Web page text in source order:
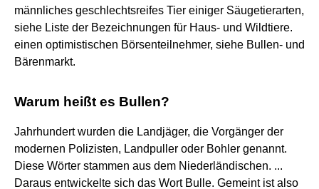
männliches geschlechtsreifes Tier einiger Säugetierarten,
siehe Liste der Bezeichnungen für Haus- und Wildtiere.
einen optimistischen Börsenteilnehmer, siehe Bullen- und
Bärenmarkt.
Warum heißt es Bullen?
Jahrhundert wurden die Landjäger, die Vorgänger der
modernen Polizisten, Landpuller oder Bohler genannt.
Diese Wörter stammen aus dem Niederländischen. ...
Daraus entwickelte sich das Wort Bulle. Gemeint ist also